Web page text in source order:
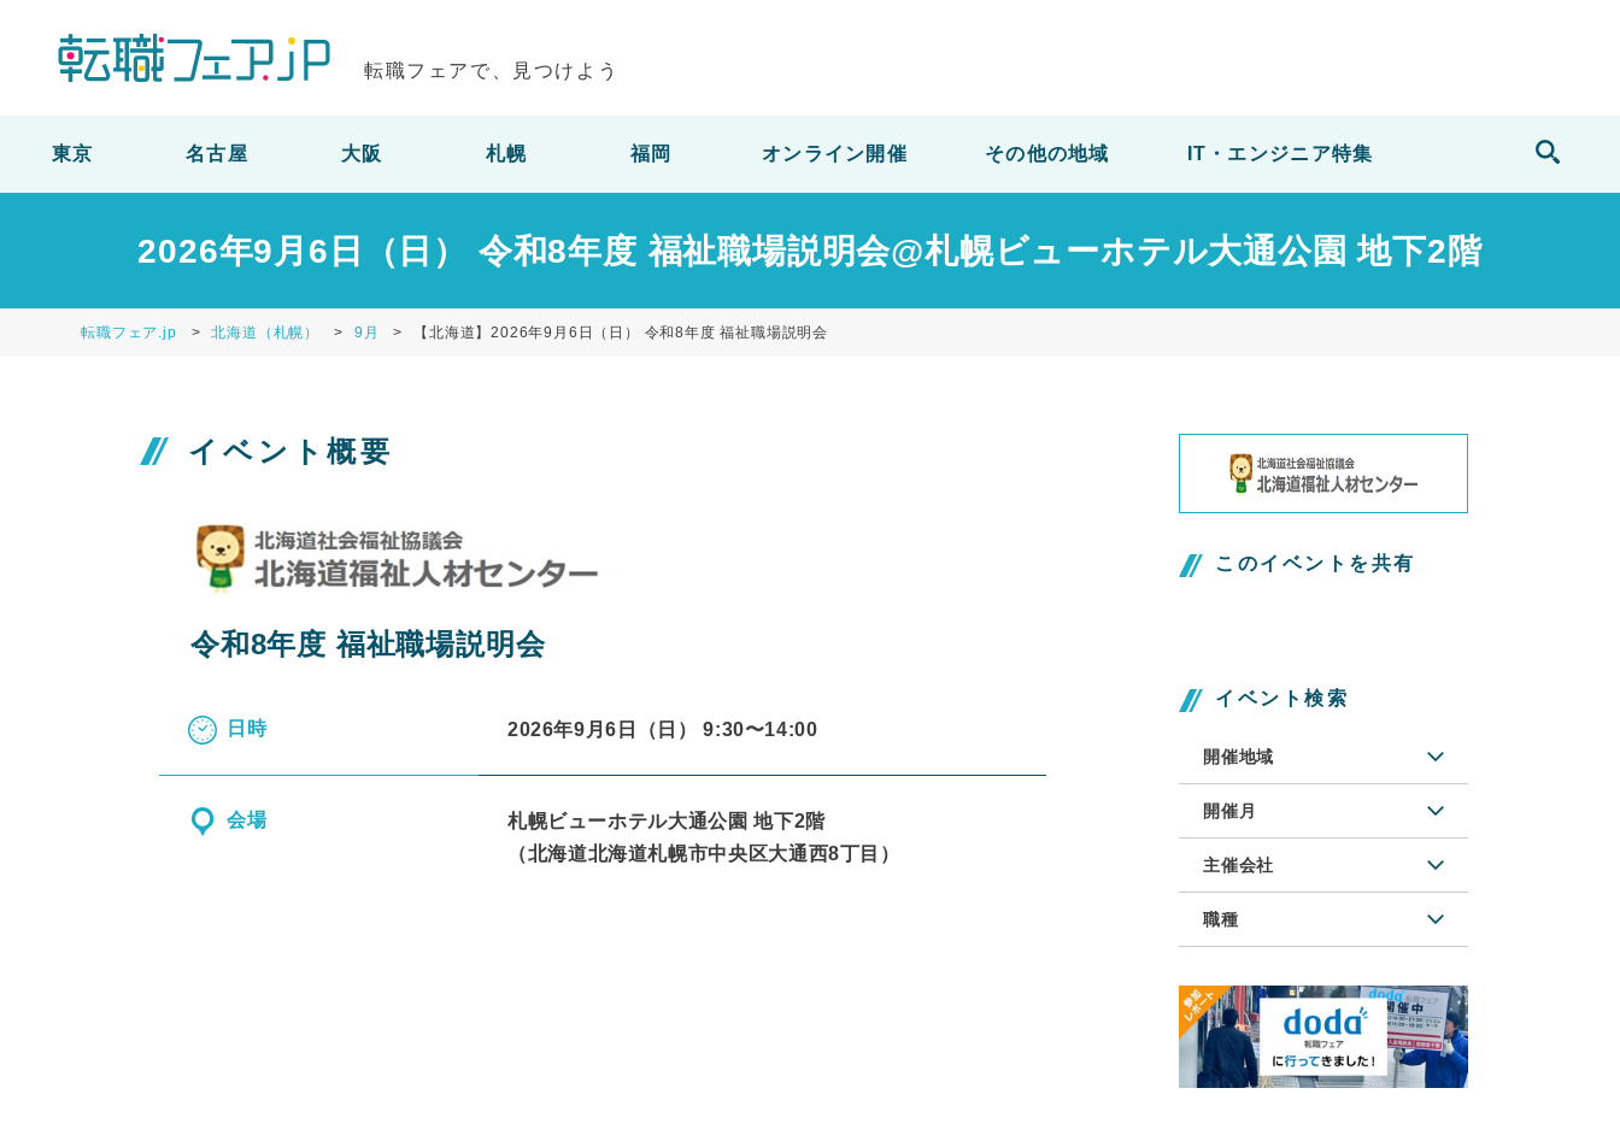
転職フェアで、見つけよう
東京 名古屋 大阪 札幌 福岡 オンライン開催 その他の地域 IT・エンジニア特集
2026年9月6日（日） 令和8年度 福祉職場説明会@札幌ビューホテル大通公園 地下2階
転職フェア.jp 北海道（札幌） 9月 【北海道】2026年9月6日（日） 令和8年度 福祉職場説明会
イベント概要
令和8年度 福祉職場説明会
日時 2026年9月6日（日） 9:30〜14:00
会場
札幌ビューホテル大通公園 地下2階
（北海道北海道札幌市中央区大通西8丁目 ）
このイベントを共有
イベント検索
開催地域
開催月
主催会社
職種